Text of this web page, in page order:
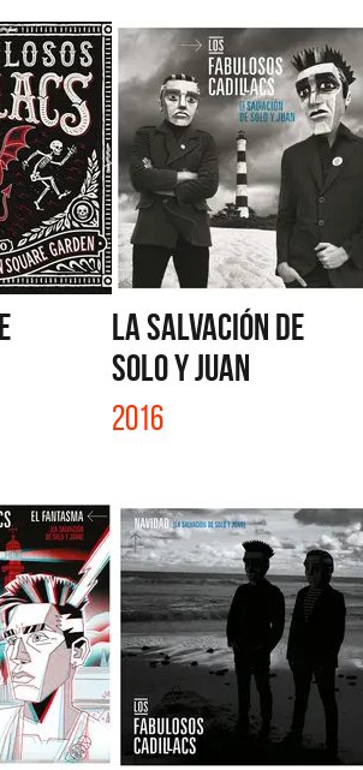
LA SALVACIÓN DE
SOLO Y JUAN
2016